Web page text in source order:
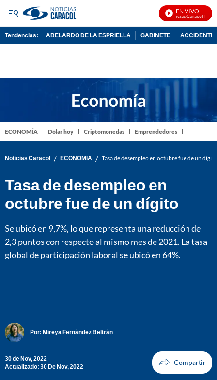
EN VIVO
Noticias Caracol En
Tendencias: ABELARDO DE LA ESPRIELLA GABINETE ACCIDENTE
ECONOMÍA Dólar hoy Criptomonedas Emprendedores
Noticias Caracol / ECONOMÍA / Tasa de desempleo en octubre fue de un dígito
Tasa de desempleo en
octubre fue de un dígito
Se ubicó en 9,7%, lo que representa una reducción de
2,3 puntos con respecto al mismo mes de 2021. La tasa
global de participación laboral se ubicó en 64%.
Por: Mireya Fernández Beltrán
30 de Nov, 2022
Actualizado: 30 De Nov, 2022